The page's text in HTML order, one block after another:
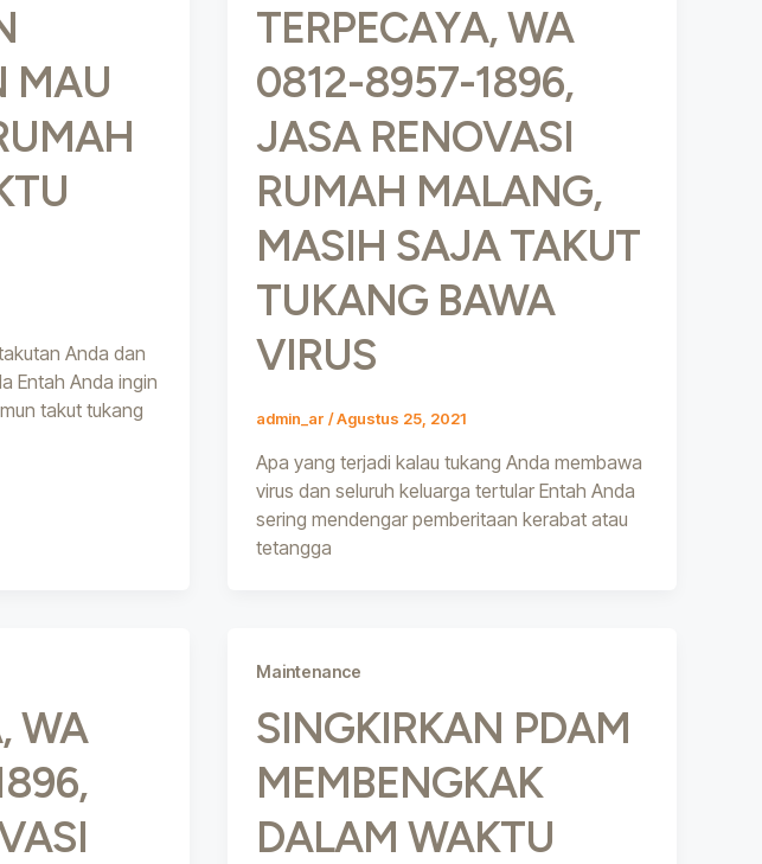
MAU
Anda dan
Entah Anda ingin
takut tukang
TERPECAYA, WA
0812-8957-1896,
JASA RENOVASI
RUMAH MALANG,
MASIH SAJA TAKUT
TUKANG BAWA
VIRUS
admin_ar/Agustus 25, 2021
Apa yang terjadi kalau tukang Anda membawa
virus dan seluruh keluarga tertular Entah Anda
sering mendengar pemberitaan kerabat atau
tetangga
WA
Maintenance
SINGKIRKAN PDAM
MEMBENGKAK
DALAM WAKTU